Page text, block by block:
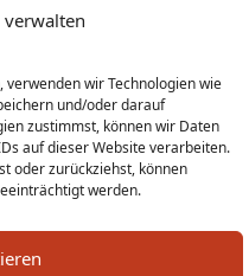
wir Technologien wie
und/oder darauf
zustimmst, können wir Daten
auf dieser Website verarbeiten.
oder zurückziehst, können
werden.